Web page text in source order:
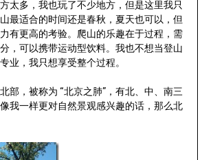
太多，我也玩了不少地方，但是这里我只
最适合的时间还是春秋，夏天也可以，但
有更高的考验。爬山的乐趣在于过程，需
，可以携带运动型饮料。我也不想当登山
业，我只想享受整个过程。
部，被称为 “北京之肺”，有北、中、南三
我一样更对自然景观感兴趣的话，那么北